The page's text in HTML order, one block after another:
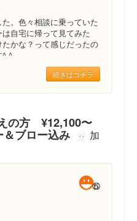
。色々相談に乗っていた
自宅に帰って見てみた
かな？って感じだったの
^ ^
続きはコチラ
の方 ¥12,100〜
ブロー込み
加